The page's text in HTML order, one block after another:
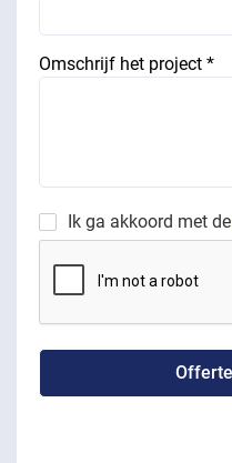
Omschrijf het project *
Ik ga akkoord met de